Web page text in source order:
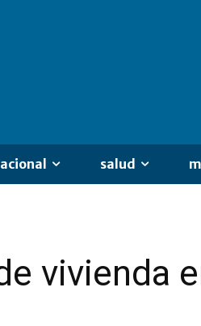
salud
vivienda